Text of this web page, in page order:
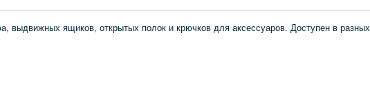
выдвижных ящиков, открытых полок и крючков для аксессуаров. Доступен в разных